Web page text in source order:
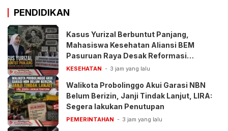
PENDIDIKAN
Kasus Yurizal Berbuntut Panjang,
Mahasiswa Kesehatan Aliansi BEM
Pasuruan Raya Desak Reformasi
Pelayanan BPJS
KESEHATAN 3 jam yang lalu
Walikota Probolinggo Akui Garasi NBN
Belum Berizin, Janji Tindak Lanjut, LIRA:
Segera lakukan Penutupan
PEMERINTAHAN 3 jam yang lalu